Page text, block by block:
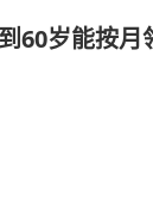
60岁能按月